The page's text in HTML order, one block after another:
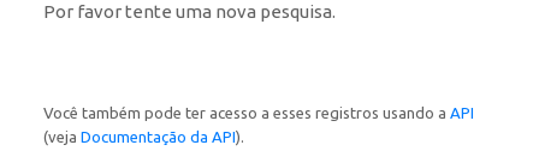
Por favor tente uma nova pesquisa.
Você também pode ter acesso a esses registros usando a API
(veja Documentação da API).